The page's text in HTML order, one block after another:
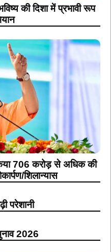
की दिशा में प्रभावी रूप
706 करोड़ से अधिक की
शिलान्यास
परेशानी
2026